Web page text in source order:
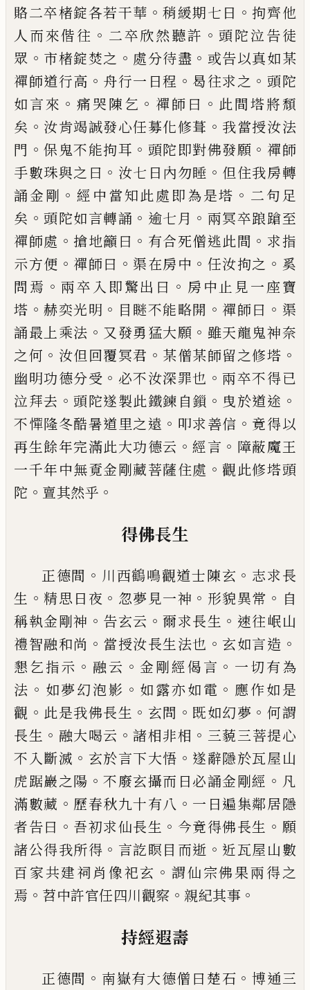
賂二卒楮錠各若干華 。稍緩期七日 。 拘齊他
人而來偕往 。 二卒欣然聽許 。頭陀泣告徒
眾 。 市楮錠焚之 。 處分待盡 。 或告以真如某
禪師道行高 。 舟行一日程 。 曷往求之 。 頭陀
如言來 。痛哭陳乞 。 禪師曰 。 此間塔將頹
矣 。 汝肯竭誠發心任募化修葺 。 我當授汝法
門 。保鬼不能拘耳 。 頭陀即對佛發願 。 禪師
手數珠與之曰 。 汝七日內勿睡 。 但住我房轉
誦金剛 。 經中當知此處即為是塔 。 二句足
矣 。頭陀如言轉誦 。 逾七月 。 兩冥卒踉蹌至
禪師處 。 搶地籲曰 。 有合死僧逃此間 。 求指
示方便 。 禪師曰 。 渠在房中 。 任汝拘之 。 奚
問焉 。兩卒入即驚出曰 。 房 中止見一座寶
塔 。赫奕光明 。 目瞇不能略開 。 禪師曰 。 渠
誦最上乘法 。 又發勇猛大願 。 雖天龍鬼神奈
之何 。 汝但回覆冥君 。 某僧某師留之修塔 。
幽明功德分受 。 必不汝深罪也 。兩卒不得已
泣拜去 。頭陀遂製此鐵鍊自鎻 。 曳於道途 。
不憚隆冬酷暑道里之遠 。 叩求善信 。 竟得以
再生餘年完滿此大功德云 。 經言 。 障蔽魔王
一千年中無覔金剛藏菩薩住處 。觀此修塔頭
陀 。 亶其然乎 。
得佛長生
正德間 。 川西鶴鳴觀道士陳玄 。 志求長
生 。精思日夜 。 忽夢見一神 。 形貌異常 。 自
稱執金剛神 。 告玄云 。爾求長生 。 速往岷山
禮智融和尚 。 當授汝長生法也 。 玄如言造 。
懇乞指示 。 融云 。 金剛經偈言 。 一切有為
法 。 如夢幻泡影 。 如露亦如電 。 應作如是
觀 。 此是我佛長生 。 玄問 。 既如幻夢 。何謂
長生 。 融大喝云 。諸相非相 。 三藐三菩提心
不入斷滅 。 玄於言下大悟 。 遂辭隱於瓦屋山
虎踞巖之陽 。不廢玄攝而日必誦金剛經 。 凡
滿數藏 。 歷春秋九十有八 。 一日遍集鄰居隱
者告曰 。 吾初求仙長生 。 今竟得佛長生 。 願
諸公得我所得 。 言訖瞑目 而逝 。 近瓦屋山數
百家共建祠肖像祀玄 。 謂仙宗佛果兩得之
焉 。 苕中許官任四川觀察 。 親紀其事 。
持經遐壽
正德間 。 南嶽有大德僧曰楚石 。博通三